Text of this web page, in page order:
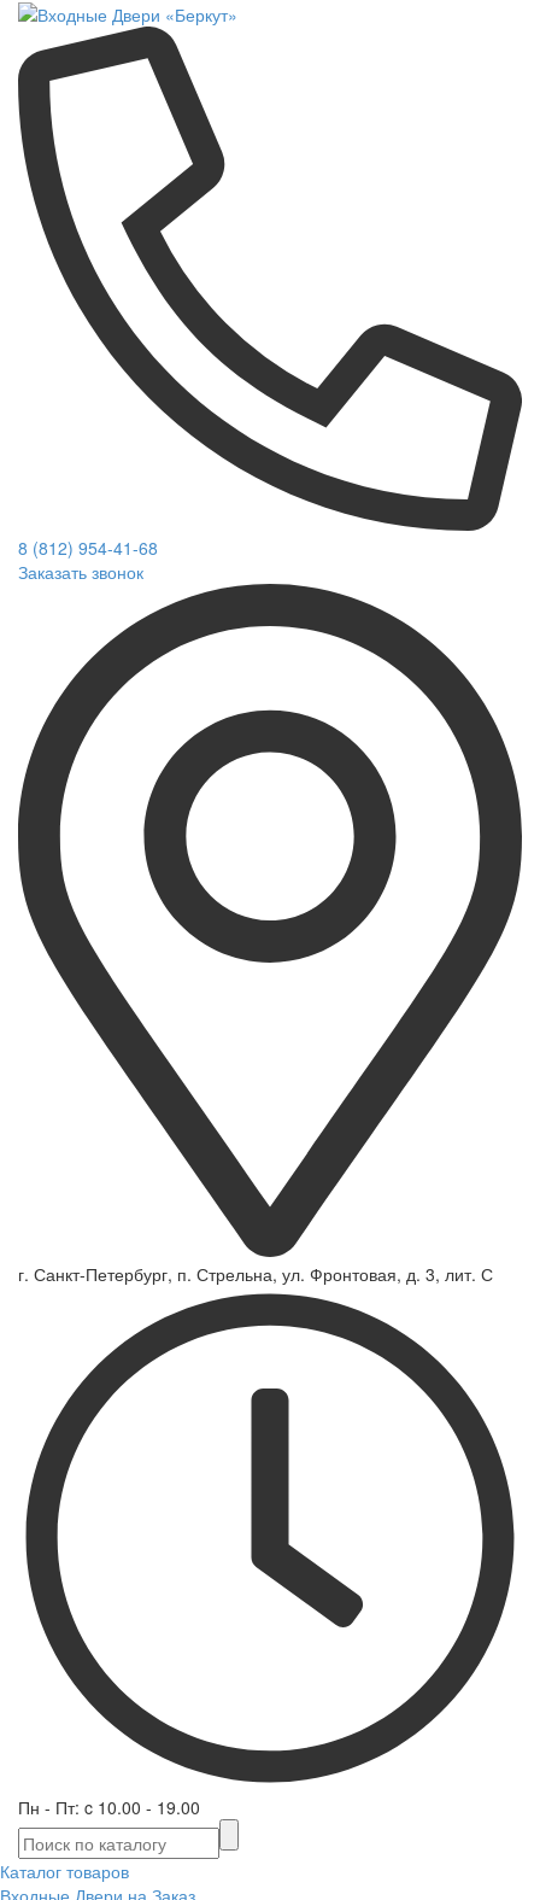
8 (812) 954-41-68
Заказать звонок
г. Санкт-Петербург, п. Стрельна, ул. Фронтовая, д. 3, лит. С
Пн - Пт: c 10.00 - 19.00
Каталог товаров
Входные Двери на Заказ